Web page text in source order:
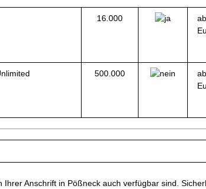
16.000
500.000
Anschrift in Pößneck auch verfügbar sind.